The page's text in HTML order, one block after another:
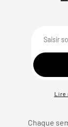
Lire
Chaque